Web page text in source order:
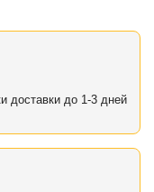
доставки до 1-3 дней